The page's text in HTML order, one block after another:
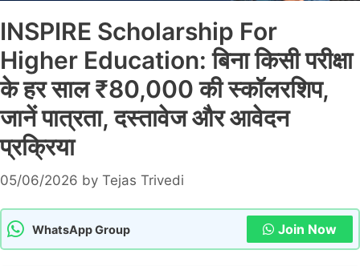
INSPIRE Scholarship For
Higher Education: बिना किसी परीक्षा
के हर साल ₹80,000 की स्कॉलरशिप,
जानें पात्रता, दस्तावेज और आवेदन
प्रक्रिया
05/06/2026 by Tejas Trivedi
WhatsApp Group Join Now